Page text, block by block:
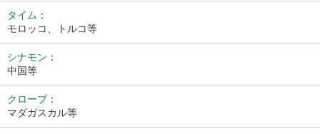
タイム ：
モロッコ、トルコ等
シナモン ：
中国等
クローブ ：
マダガスカル等